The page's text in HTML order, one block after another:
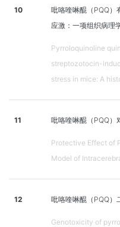
10
吡咯喹啉醌（PQQ）
应激：一项组织病理
Pyrroloquinoline
streptozotocin-
stress in mice: A
11 吡咯喹啉醌（PQQ）
Protective Effect of
Model of
12 吡咯喹啉醌（PQQ）
Genotoxicity of